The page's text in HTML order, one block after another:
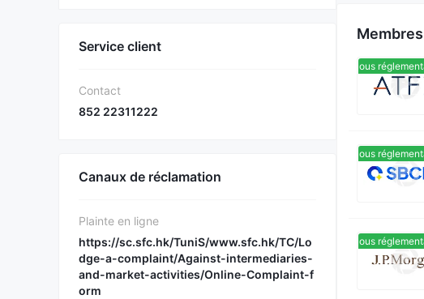
Service client
Contact
852 22311222
Canaux de réclamation
Plainte en ligne
https://sc.sfc.hk/TuniS/www.sfc.hk/TC/Lo
dge-a-complaint/Against-intermediaries-
and-market-activities/Online-Complaint-f
orm
Membres
Sous
Sous
Sous